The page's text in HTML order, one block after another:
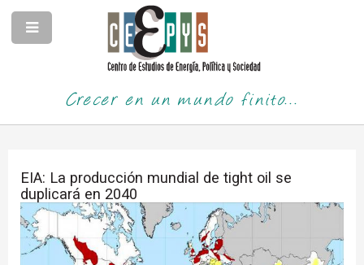
Crecer en un mundo finito...
EIA: La producción mundial de tight oil se
duplicará en 2040